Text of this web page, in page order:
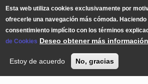
Esta web utiliza cookies exclusivamente por
ofrecerle una navegación más cómoda.
consentimiento implícito con los términos
de Cookies Deseo obtener más información
Estoy de acuerdo No, gracias